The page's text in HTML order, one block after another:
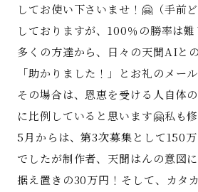
してお使い下さいませ！🤗（手前
しておりますが、100％の勝率は難
多くの方達から、日々の天聞AIと
「助かりました！」とお礼のメー
その場合は、恩恵を受ける人自体
に比例していると思います🤗私も
5月からは、第3次募集として150
でしたが制作者、天聞はんの意図
据え置きの30万円！そして、カタ